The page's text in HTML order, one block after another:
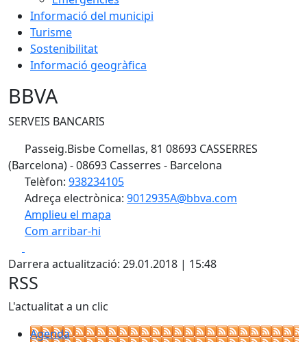
Informació del municipi
Turisme
Sostenibilitat
Informació geogràfica
BBVA
SERVEIS BANCARIS
Passeig.Bisbe Comellas, 81 08693 CASSERRES
(Barcelona) - 08693 Casserres - Barcelona
Telèfon: 938234105
Adreça electrònica: 9012935A@bbva.com
Amplieu el mapa
Com arribar-hi
+
−
Darrera actualització: 29.01.2018 | 15:48
RSS
L'actualitat a un clic
Agenda